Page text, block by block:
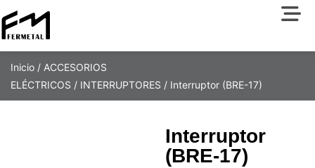
Inicio / ACCESORIOS
ELÉCTRICOS / INTERRUPTORES / Interruptor (BRE-17)
Interruptor
(BRE-17)